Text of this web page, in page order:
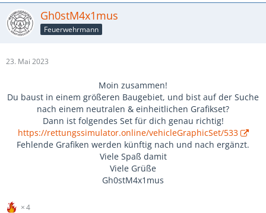
Gh0stM4x1mus
Feuerwehrmann
23. Mai 2023
Moin zusammen!
Du baust in einem größeren Baugebiet, und bist auf der Suche
nach einem neutralen & einheitlichen Grafikset?
Dann ist folgendes Set für dich genau richtig!
https://rettungssimulator.online/vehicleGraphicSet/533
Fehlende Grafiken werden künftig nach und nach ergänzt.
Viele Spaß damit
Viele Grüße
Gh0stM4x1mus
4